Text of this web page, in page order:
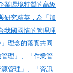
業環境特質的高級
研究精英，為「加
我國國情的管理理
理念的落實共同
理」、「作業管
管理」、「資訊